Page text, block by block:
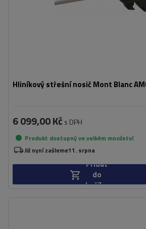
Hliníkový střešní nosič Mont Blanc
6 099,00 Kč s DPH
Produkt dostupný ve velkém množství
Již nyní zašleme11. srpna
Přidat
do
košíku